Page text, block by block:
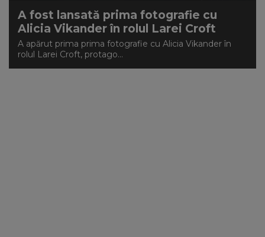
A fost lansată prima fotografie cu
Alicia Vikander în rolul Larei Croft
A apărut prima prima fotografie cu Alicia Vikander în
rolul Larei Croft, protago...